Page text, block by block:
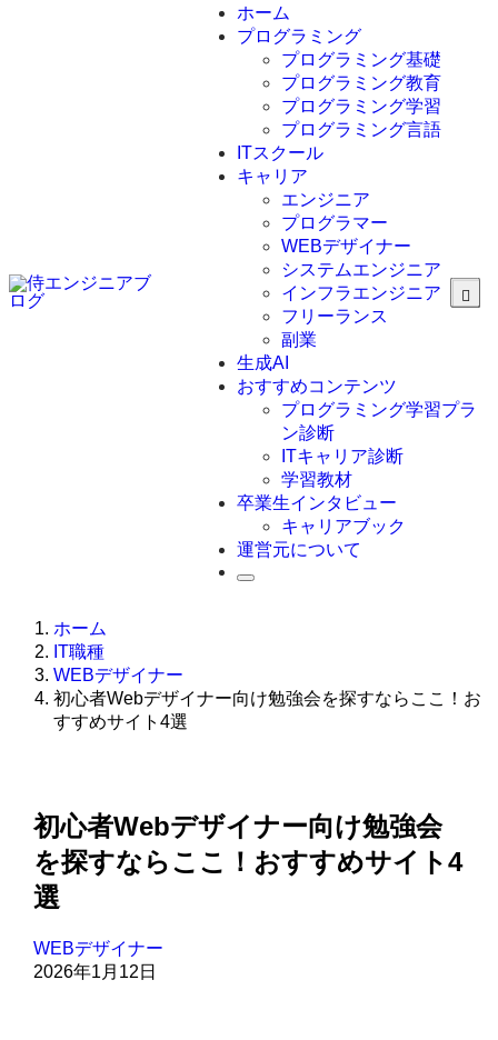
ホーム
プログラミング
プログラミング基礎
プログラミング教育
プログラミング学習
プログラミング言語
C言語
C#
VBA
Go言語
Kotlin
Java
JavaScript
Swift
Ruby
ITスクール
キャリア
エンジニア
プログラマー
WEBデザイナー
システムエンジニア
インフラエンジニア
フリーランス
副業
生成AI
おすすめコンテンツ
プログラミング学習プラ
ン診断
ITキャリア診断
学習教材
卒業生インタビュー
キャリアブック
運営元について
ホーム
IT職種
WEBデザイナー
初心者Webデザイナー向け勉強会を探すならここ！お
すすめサイト4選
初心者Webデザイナー向け勉強会
を探すならここ！おすすめサイト4
選
WEBデザイナー
2026年1月12日